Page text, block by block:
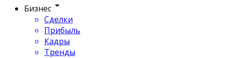
Бизнес
Сделки
Прибыль
Кадры
Тренды